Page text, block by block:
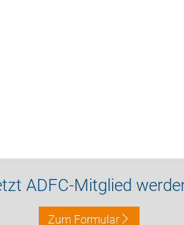
ADFC-Mitglied
Zum Formular